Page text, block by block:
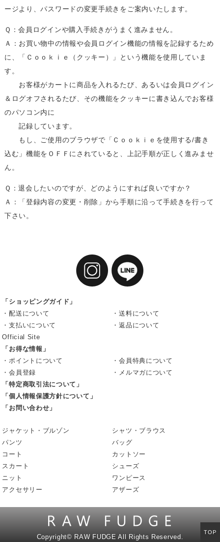
ージより、パスワードの変更手続きをご案内いたします。
Ｑ：会員ログインや購入手続きがうまく進みません。
Ａ：お買い物中の情報や会員ログイン機能の情報を記録するため
に、「Ｃｏｏｋｉｅ（クッキー）」という機能を使用していま
す。
お客様がカートに商品を入れるたび、あるいは会員ログイン
＆ログオフされるたび、その機能をクッキーに書き込んでお客様
のパソコン内に
記録しています。
もし、ご使用のブラウザで「Ｃｏｏｋｉｅを使用する/書き
込む」機能をＯＦＦにされていると、上記手順が正しく進みませ
ん。
Ｑ：退会したいのですが、どのようにすれば良いですか？
Ａ：「登録内容の変更・削除」から手順に沿って手続きを行って
下さい。
「ショッピングガイド」
・配送について
・送料について
・支払いについて
・返品について
Official Site
「お得な情報」
・ポイントについて
・会員特典について
・会員登録
・メルマガについて
「特定商取引法について」
「個人情報保護方針について」
「お問い合わせ」
ジャケット・ブルゾン
シャツ・ブラウス
パンツ
バッグ
コート
カットソー
スカート
シューズ
ニット
ワンピース
アクセサリー
アザーズ
Copyright© RAW FUDGE All Rights Reserved.
TOP